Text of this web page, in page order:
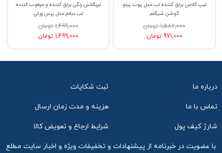
% حراج 36
لیپگلاس رنگی براق کننده و مرطوب کننده
لب دبالم مدل پرس ورتی
1,499,000 تومان
1,499,000 تومان
% حراج 39
لیپ گلاس براق کننده لب مدل پوت پیلو
کوشن شیگلم
1,582,000 تومان
971,000 تومان
درباره ما ثبت شکایات
تماس با ما هزینه و مدت زمان ارسال
شارژ کیف پول شرایط ارجاع و تعویض کالا
با عضویت در خبرنامه از پیشنهادات و تخفیفات ویژه و اخبار سایت مطلع